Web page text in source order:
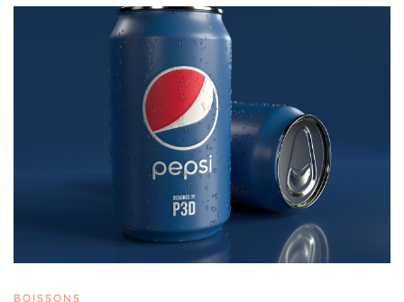
BOISSONS